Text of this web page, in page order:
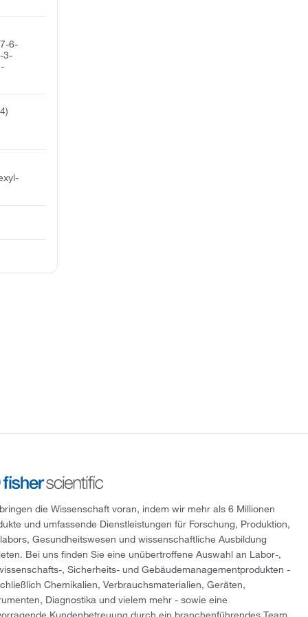
6-
3-
die Wissenschaft voran, indem wir mehr als 6 Millionen
und umfassende Dienstleistungen für Forschung, Produktion,
Gesundheitswesen und wissenschaftliche Ausbildung
Bei uns finden Sie eine unübertroffene Auswahl an Labor-,
, Sicherheits- und Gebäudemanagementprodukten -
Chemikalien, Verbrauchsmaterialien, Geräten,
Diagnostika und vielem mehr - sowie eine